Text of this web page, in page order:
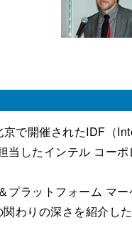
で開催されたIDF（
したインテル コー
ラットフォーム マ
わりの深さを紹介